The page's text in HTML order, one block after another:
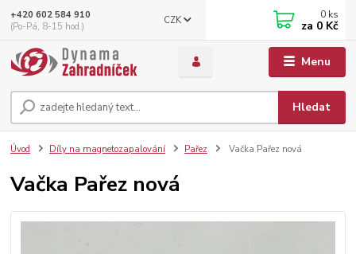
Menu
CZK
Hledat
+420 602 584 910
(Po-Pá, 8-15 hod.)
0 ks
za 0 Kč
Úvod Díly na magnetozapalování Pařez Vačka Pařez nová
Vačka Pařez nová